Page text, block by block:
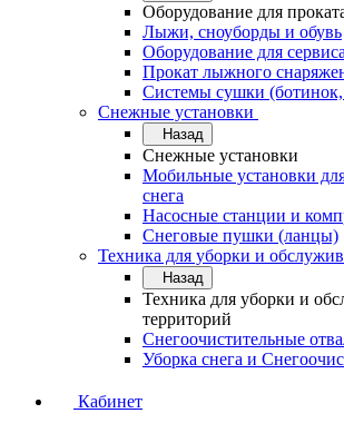
Оборудование для
Лыжи, сноуборды и обувь
Оборудование для
Прокат лыжного
Системы сушки
Снежные установки
Назад
Снежные установки
Мобильные установки
снега
Насосные станции и
Снеговые пушки (ланцы)
Техника для уборки и
Назад
Техника для уборки и
территорий
Снегоочистительные
Уборка снега и
Кабинет